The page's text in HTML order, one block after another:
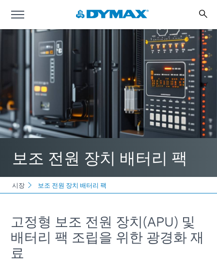
보조 전원 장치 배터리 팩
시장 보조 전원 장치 배터리 팩
고정형 보조 전원 장치(APU) 및
배터리 팩 조립을 위한 광경화 재
료